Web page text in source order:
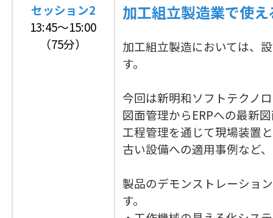
セッション2
13:45～15:00
（75分）
加工組立製造業で使
加工組立製造においては、
す。
今回は新明和ソフトテクノ
図面管理からERPへの最新
工程管理を通じて現場装置
古い設備への適用事例など
製品のデモンストレーショ
す。